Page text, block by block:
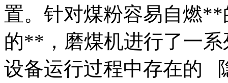
置。针对煤粉容易自燃
的**，磨煤机进行了一
设备运行过程中存在的